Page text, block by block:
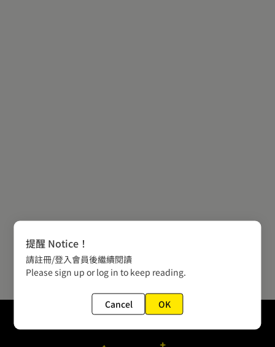
提醒 Notice！
請註冊/登入會員後繼續閱讀
Please sign up or log in to keep reading.
Cancel OK